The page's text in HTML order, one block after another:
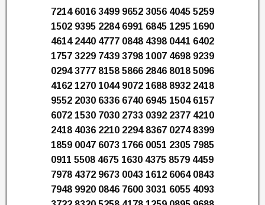
7214 6016 3499 9652 3056 4045 5259
1502 9395 2284 6991 6845 1295 1690
4614 2440 4777 0848 4398 0441 6402
1757 3229 7439 3798 1007 4698 9239
0294 3777 8158 5866 2846 8018 5096
4162 1270 1044 9072 1688 8932 2418
9552 2030 6336 6740 6945 1504 6157
6072 1530 7030 2733 0392 2377 4210
2418 4036 2210 2294 8367 0274 8399
1859 0047 6073 1766 0051 2305 7985
0911 5508 4675 1630 4375 8579 4459
7978 4372 9673 0043 1612 6064 0843
7948 9920 0846 7600 3031 6055 4093